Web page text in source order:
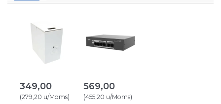
349,00
(279,20 u/Moms)
569,00
(455,20 u/Moms)